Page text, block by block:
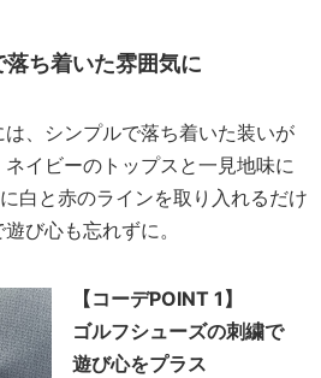
ち着いた雰囲気に
、シンプルで落ち着いた装いが
イビーのトップスと一見地味に
白と赤のラインを取り入れるだけ
び心も忘れずに。
【コーデPOINT 1】
ゴルフシューズの刺繍で
遊び心をプラス